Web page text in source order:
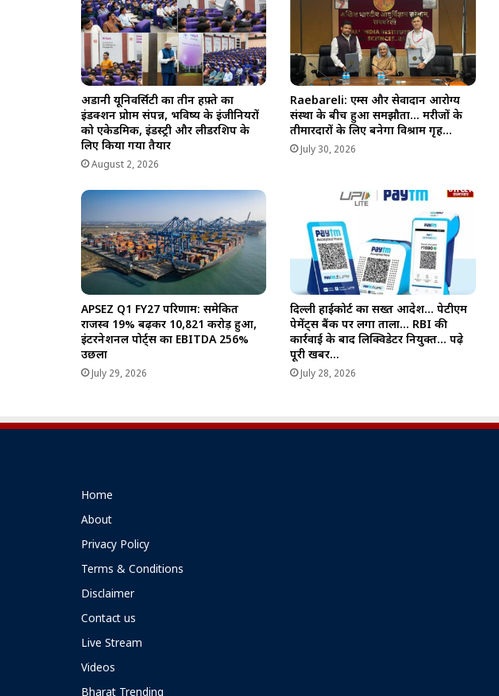
अडानी यूनिवर्सिटी का तीन हफ़्ते का
इंडक्शन प्रोग्राम संपन्न, भविष्य के इंजीनियरों
को एकेडमिक, इंडस्ट्री और लीडरशिप के
लिए किया गया तैयार
August 2, 2026
Raebareli: एम्स और सेवादान आरोग्य
संस्था के बीच हुआ समझौता… मरीजों के
तीमारदारों के लिए बनेगा विश्राम गृह…
July 30, 2026
APSEZ Q1 FY27 परिणाम: समेकित
राजस्व 19% बढ़कर ₹10,821 करोड़ हुआ,
इंटरनेशनल पोर्ट्स का EBITDA 256%
उछला
July 29, 2026
दिल्ली हाईकोर्ट का सख्त आदेश… पेटीएम
पेमेंट्स बैंक पर लगा ताला… RBI की
कार्रवाई के बाद लिक्विडेटर नियुक्त… पढ़े
पूरी खबर…
July 28, 2026
Home
About
Privacy Policy
Terms & Conditions
Disclaimer
Contact us
Live Stream
Videos